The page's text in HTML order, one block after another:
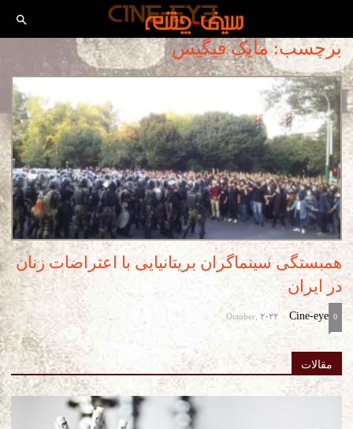
برچسب: مایک فیگیس
همبستگی سینماگران بریتانیایی با اعتراضات زنان
در ایران
Cine-eye
-
October, 2022 0
مقالات